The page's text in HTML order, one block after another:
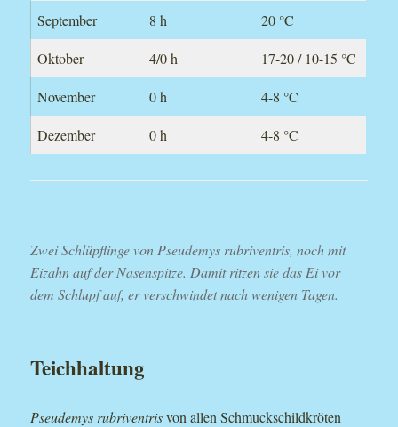
September 8 h 20 °C
Oktober 4/0 h 17-20 / 10-15 °C
November 0 h 4-8 °C
Dezember 0 h 4-8 °C
Zwei Schlüpflinge von Pseudemys rubriventris, noch mit
Eizahn auf der Nasenspitze. Damit ritzen sie das Ei vor
dem Schlupf auf, er verschwindet nach wenigen Tagen.
Teichhaltung
Pseudemys rubriventrisvon allen Schmuckschildkröten